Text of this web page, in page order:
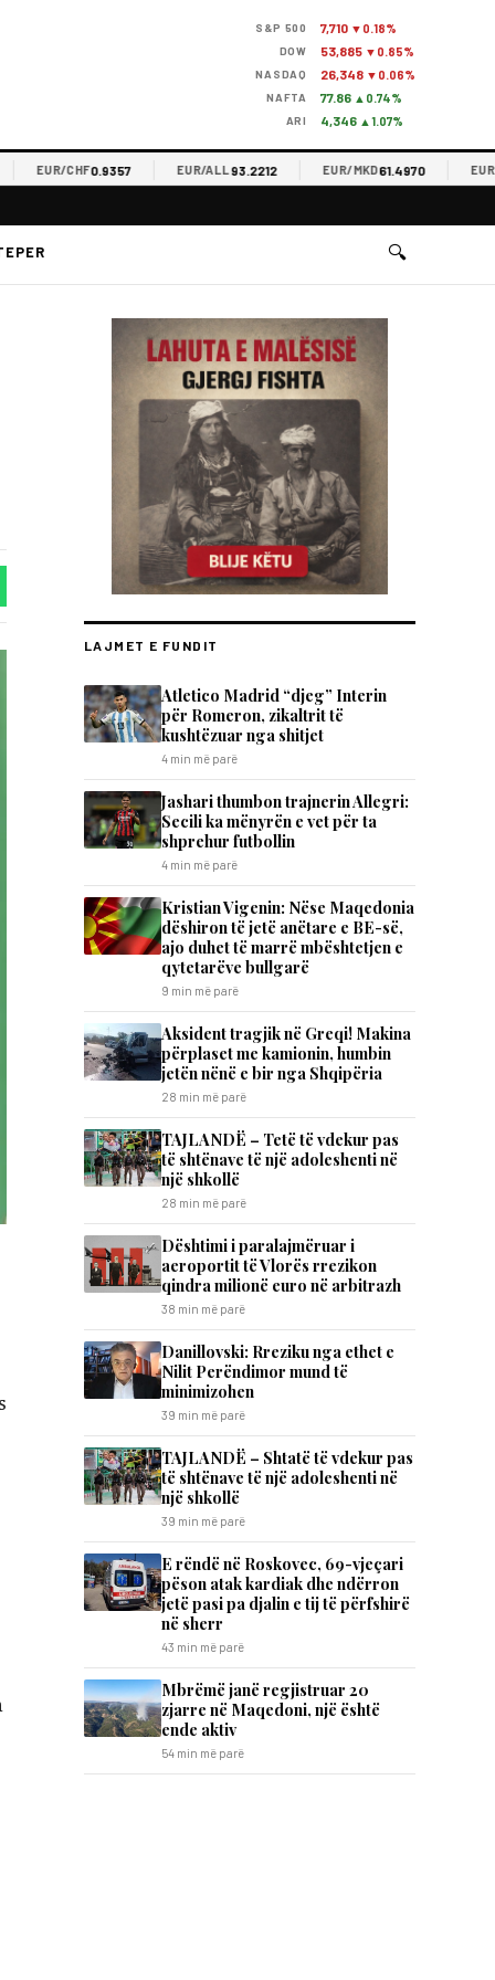
S&P 500 7,710 ▼0.18%
DOW 53,885 ▼0.85%
NASDAQ 26,348 ▼0.06%
NAFTA 77.86 ▲0.74%
ARI 4,346 ▲1.07%
EUR/CHF0.9357 EUR/ALL93.2212 EUR/MKD61.4970 EUR/RSD
🔍
LAJMET E FUNDIT
Atletico Madrid “djeg” Interin
për Romeron, zikaltrit të
kushtëzuar nga shitjet
4 min më parë
Jashari thumbon trajnerin Allegri:
Secili ka mënyrën e vet për ta
shprehur futbollin
4 min më parë
Kristian Vigenin: Nëse Maqedonia
dëshiron të jetë anëtare e BE-së,
ajo duhet të marrë mbështetjen e
qytetarëve bullgarë
9 min më parë
Aksident tragjik në Greqi! Makina
përplaset me kamionin, humbin
jetën nënë e bir nga Shqipëria
28 min më parë
TAJLANDË – Tetë të vdekur pas
të shtënave të një adoleshenti në
një shkollë
28 min më parë
Dështimi i paralajmëruar i
aeroportit të Vlorës rrezikon
qindra milionë euro në arbitrazh
38 min më parë
Danillovski: Rreziku nga ethet e
Nilit Perëndimor mund të
minimizohen
39 min më parë
TAJLANDË – Shtatë të vdekur pas
të shtënave të një adoleshenti në
një shkollë
39 min më parë
E rëndë në Roskovec, 69-vjeçari
pëson atak kardiak dhe ndërron
jetë pasi pa djalin e tij të përfshirë
në sherr
43 min më parë
Mbrëmë janë regjistruar 20
zjarre në Maqedoni, një është
ende aktiv
54 min më parë